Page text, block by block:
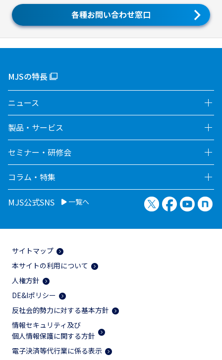
各種お問い合わせ窓口
MJSの特長
ニュース
製品・サービス
セミナー・研修会
コラム・特集
MJS公式SNS 一覧へ X（旧Twitter）
Facebook
サイトマップ
本サイトの利用について
人権方針
DE&Iポリシー
反社会的勢力に対する基本方針
情報セキュリティ及び
個人情報保護に関する方針
電子決済等代行業に係る表示